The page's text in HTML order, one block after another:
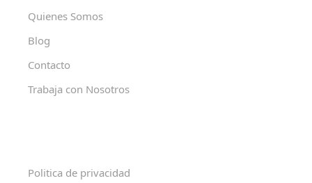
Quienes Somos
Blog
Contacto
Trabaja con Nosotros
Politica de privacidad